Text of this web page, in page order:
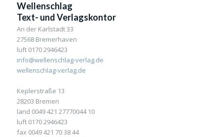
Wellenschlag
Text- und Verlagskontor
An der Karlstadt 33
27568 Bremerhaven
luft 0170 2946423
info@wellenschlag-verlag.de
wellenschlag-verlag.de
Keplerstraße 13
28203 Bremen
land 0049 421 27770044 10
luft 0170 2946423
fax 0049 421 70 38 44